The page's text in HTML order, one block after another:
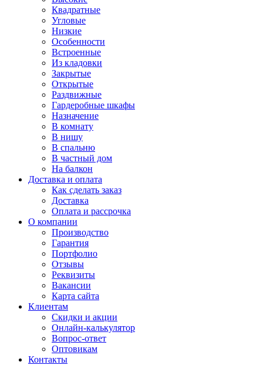
Квадратные
Угловые
Низкие
Особенности
Встроенные
Из кладовки
Закрытые
Открытые
Раздвижные
Гардеробные шкафы
Назначение
В комнату
В нишу
В спальню
В частный дом
На балкон
Доставка и оплата
Как сделать заказ
Доставка
Оплата и рассрочка
О компании
Производство
Гарантия
Портфолио
Отзывы
Реквизиты
Вакансии
Карта сайта
Клиентам
Скидки и акции
Онлайн-калькулятор
Вопрос-ответ
Оптовикам
Контакты